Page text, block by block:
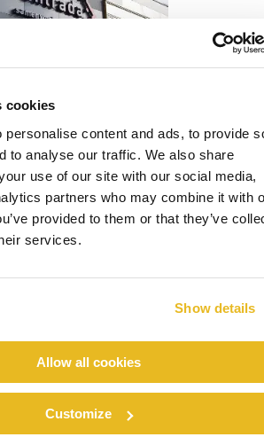
cookies
personalise content and ads, to provide
to analyse our traffic. We also share
use of our site with our social media,
partners who may combine it with
provided to them or that they’ve
services.
Show details
Allow all cookies
Customize
shelter Stein